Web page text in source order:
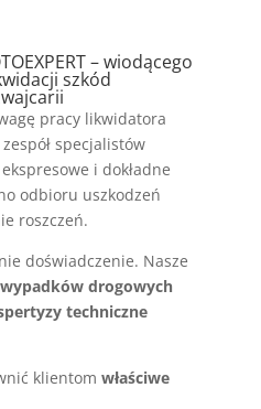
– wiodącego
szkód
pracy likwidatora
specjalistów
i dokładne
odbioru uszkodzeń
roszczeń.
doświadczenie. Nasze
drogowych
techniczne
klientom właściwe